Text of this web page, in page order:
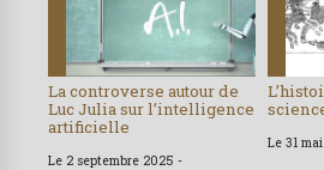
La controverse autour de
Luc Julia sur l’intelligence
artificielle
Le 2 septembre 2025 -
Le 31